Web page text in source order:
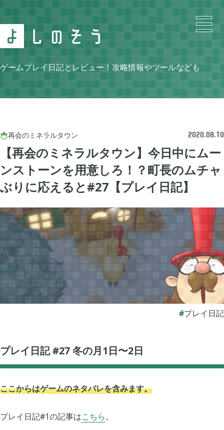
ゲームプレイ日記とレビュー！攻略情報やツールなども
【再会のミネラルタウン】今日中にムー
ンストーンを用意しろ！？町長のムチャ
ぶりに応えると#27【プレイ日記】
プレイ日記
再会のミネラルタウン 2020.08.10
プレイ日記 #27 冬の月1日〜2日
ここからはゲームのネタバレを含みます。
プレイ日記#1の記事はこちら。
Search
Category
ニンテンドースイッチ 105
牧場物語 再会のミネラルタウン 48
ぽこ あ ポケモン 3
ゼルダの伝説 ティアーズ オブ ザ キングダム 4
1
ポケモン バイオレット
グノーシア
ポケモンレジェンズ アルセウス